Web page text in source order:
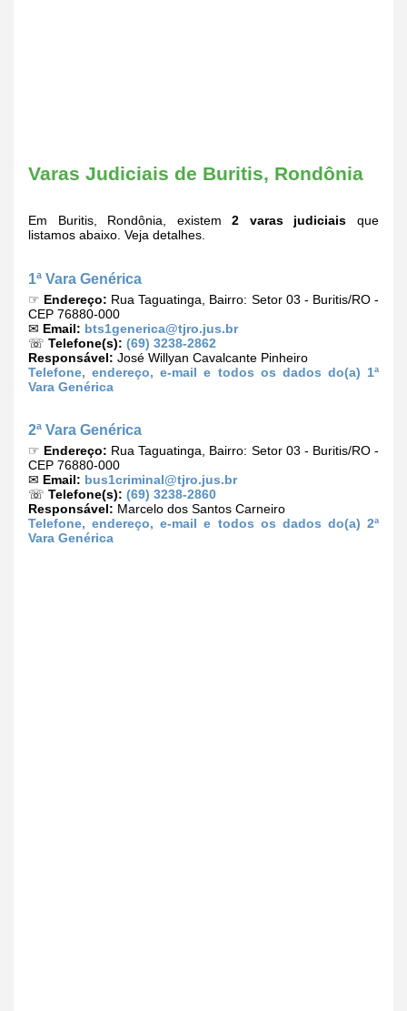
Varas Judiciais de Buritis, Rondônia
Em Buritis, Rondônia, existem2 varas judiciais que
listamos abaixo. Veja detalhes.
1ª Vara Genérica
☞ Endereço: Rua Taguatinga, Bairro: Setor 03 - Buritis/RO -
CEP 76880-000
✉ Email: bts1generica@tjro.jus.br
☏ Telefone(s): (69) 3238-2862
Responsável: José Willyan Cavalcante Pinheiro
Telefone, endereço, e-mail e todos os dados do(a) 1ª
Vara Genérica
2ª Vara Genérica
☞ Endereço: Rua Taguatinga, Bairro: Setor 03 - Buritis/RO -
CEP 76880-000
✉ Email: bus1criminal@tjro.jus.br
☏ Telefone(s): (69) 3238-2860
Responsável: Marcelo dos Santos Carneiro
Telefone, endereço, e-mail e todos os dados do(a) 2ª
Vara Genérica